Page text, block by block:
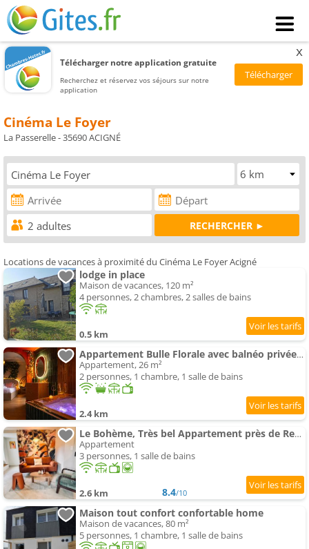
Télécharger notre application gratuite
Recherchez et réservez vos séjours sur notre
application
x
Cinéma Le Foyer
La Passerelle - 35690 ACIGNÉ
Locations de vacances à proximité du Cinéma Le Foyer Acigné
lodge in place
Maison de vacances, 120 m²
4 personnes, 2 chambres, 2 salles de bains
0.5 km
Appartement Bulle Florale avec balnéo privée 10 min Rennes
Appartement, 26 m²
2 personnes, 1 chambre, 1 salle de bains
2.4 km
Le Bohème, Très bel Appartement près de Rennes
Appartement
3 personnes, 1 salle de bains
2.6 km 8.4/10
Maison tout confort confortable home
Maison de vacances, 80 m²
5 personnes, 1 chambre, 1 salle de bains